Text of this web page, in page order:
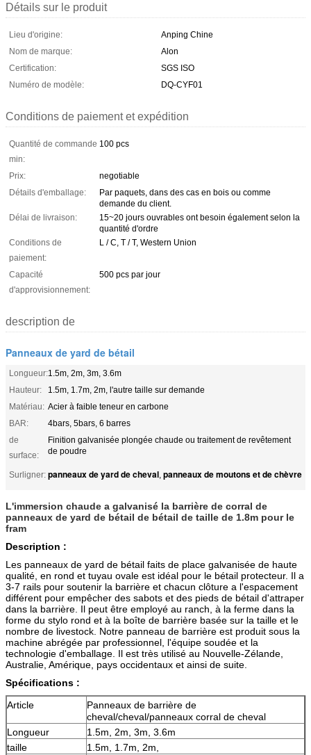
Détails sur le produit
Lieu d'origine:
Anping Chine
Nom de marque:
Alon
Certification:
SGS ISO
Numéro de modèle:
DQ-CYF01
Conditions de paiement et expédition
Quantité de commande
min:
100 pcs
Prix:
negotiable
Détails d'emballage:
Par paquets, dans des cas en bois ou comme
demande du client.
Délai de livraison:
15~20 jours ouvrables ont besoin également selon la
quantité d'ordre
Conditions de
paiement:
L / C, T / T, Western Union
Capacité
d'approvisionnement:
500 pcs par jour
description de
Panneaux de yard de bétail
Longueur:1.5m, 2m, 3m, 3.6m
Hauteur:
1.5m, 1.7m, 2m, l'autre taille sur demande
Matériau: Acier à faible teneur en carbone
BAR:
4bars, 5bars, 6 barres
de
surface:
Finition galvanisée plongée chaude ou traitement de revêtement
de poudre
Surligner: panneaux de yard de cheval, panneaux de moutons et de chèvre
L'immersion chaude a galvanisé la barrière de corral de
panneaux de yard de bétail de bétail de taille de 1.8m pour le
fram
Description :
Les panneaux de yard de bétail faits de place galvanisée de haute
qualité, en rond et tuyau ovale est idéal pour le bétail protecteur. Il a
3-7 rails pour soutenir la barrière et chacun clôture a l'espacement
différent pour empêcher des sabots et des pieds de bétail d'attraper
dans la barrière. Il peut être employé au ranch, à la ferme dans la
forme du stylo rond et à la boîte de barrière basée sur la taille et le
nombre de livestock. Notre panneau de barrière est produit sous la
machine abrégée par professionnel, l'équipe soudée et la
technologie d'emballage. Il est très utilisé au Nouvelle-Zélande,
Australie, Amérique, pays occidentaux et ainsi de suite.
Spécifications :
Article
Panneaux de barrière de
cheval/cheval/panneaux corral de cheval
Longueur
1.5m, 2m, 3m, 3.6m
taille
1.5m, 1.7m, 2m,